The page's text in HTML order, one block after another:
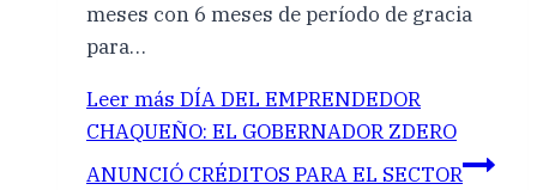
meses con 6 meses de período de gracia
para…
Leer más DÍA DEL EMPRENDEDOR
CHAQUEÑO: EL GOBERNADOR ZDERO
ANUNCIÓ CRÉDITOS PARA EL SECTOR